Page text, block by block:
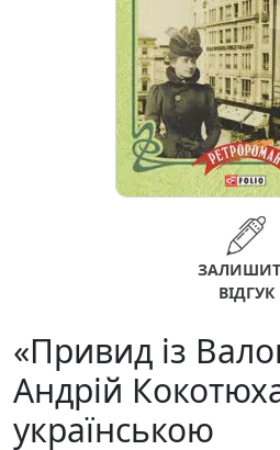
ВІДГУК
«Привид із
Андрій
українською